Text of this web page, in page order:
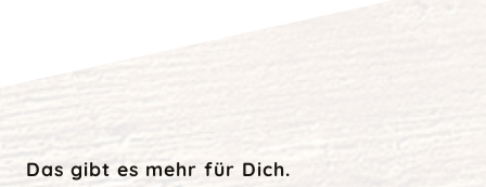
Das gibt es mehr für Dich.